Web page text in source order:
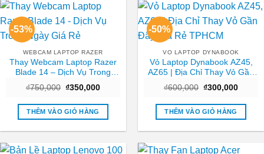
-53%
WEBCAM LAPTOP RAZER
Thay Webcam Laptop Razer
Blade 14 – Dịch Vụ Trong
₫750,000 Giá
là:
₫750,000.
₫350,000Giá
tại
₫350,000.
THÊM VÀO GIỎ HÀNG
-50%
VO LAPTOP DYNABOOK
Vỏ Laptop Dynabook AZ45,
AZ65 | Địa Chỉ Thay Vỏ Gần
₫600,000 Giá
là:
₫600,000.
₫300,000Giá
tại
THÊM VÀO GIỎ HÀNG